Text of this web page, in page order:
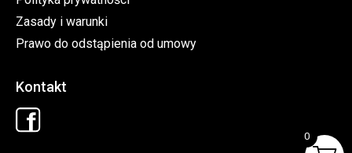
Zasady i warunki
Prawo do odstąpienia od umowy
Kontakt
0